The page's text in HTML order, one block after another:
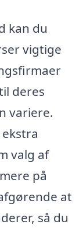
kan du
vigtige
deres
variere.
valg af
på
at
så du